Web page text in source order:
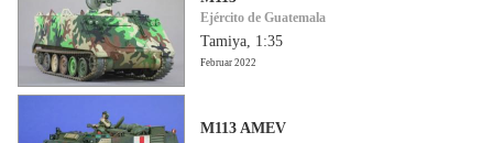
Ejército de Guatemala
Tamiya, 1:35
Februar 2022
M113 AMEV